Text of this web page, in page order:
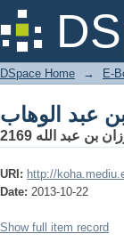
DSpace Home →
بن عبد الله 2169
URI: http://
Date: 2013-10-22
Show full item record